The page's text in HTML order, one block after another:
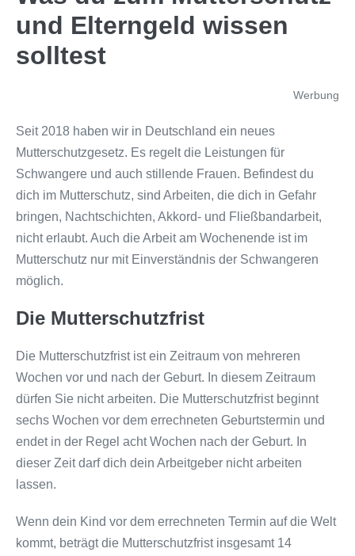
und Elterngeld wissen
solltest
Werbung
Seit 2018 haben wir in Deutschland ein neues
Mutterschutzgesetz. Es regelt die Leistungen für
Schwangere und auch stillende Frauen. Befindest du
dich im Mutterschutz, sind Arbeiten, die dich in Gefahr
bringen, Nachtschichten, Akkord- und Fließbandarbeit,
nicht erlaubt. Auch die Arbeit am Wochenende ist im
Mutterschutz nur mit Einverständnis der Schwangeren
möglich.
Die Mutterschutzfrist
Die Mutterschutzfrist ist ein Zeitraum von mehreren
Wochen vor und nach der Geburt. In diesem Zeitraum
dürfen Sie nicht arbeiten. Die Mutterschutzfrist beginnt
sechs Wochen vor dem errechneten Geburtstermin und
endet in der Regel acht Wochen nach der Geburt. In
dieser Zeit darf dich dein Arbeitgeber nicht arbeiten
lassen.
Wenn dein Kind vor dem errechneten Termin auf die Welt
kommt, beträgt die Mutterschutzfrist insgesamt 14